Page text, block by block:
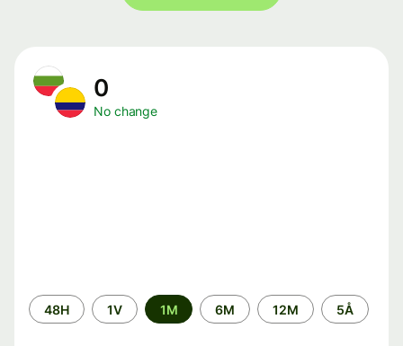
0
No change
Time
period
48H 1V 1M 6M 12M 5Å